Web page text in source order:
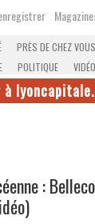
PRÈS DE CHEZ VOUS
POLITIQUE
à
: